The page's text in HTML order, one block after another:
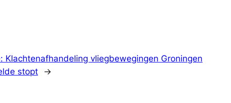
Klachtenafhandeling vliegbewegingen Groningen
stopt
→